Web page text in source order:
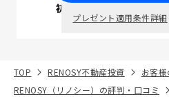
初回面談で ポ
プレゼント適用条件詳細
TOP RENOSY不動産投資
お客様
RENOSY（リノシー）の評判・口コミ